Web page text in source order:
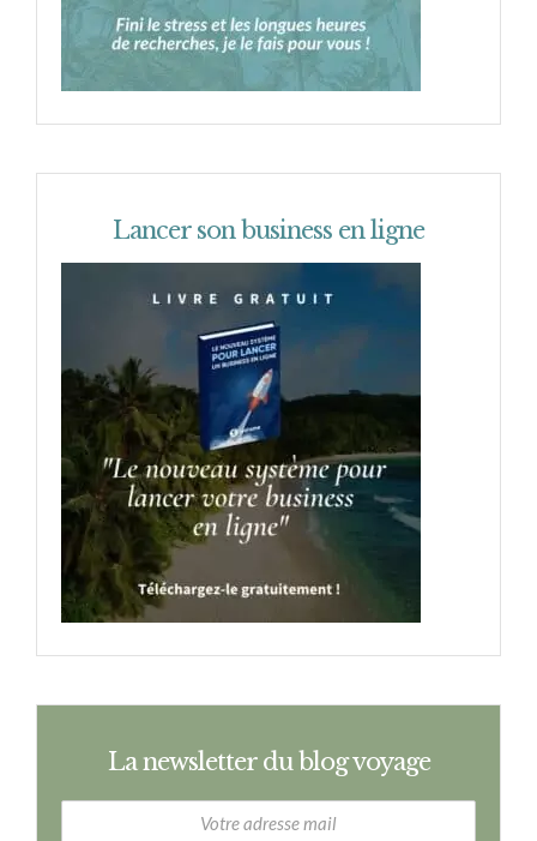
Lancer son business en ligne
La newsletter du blog voyage